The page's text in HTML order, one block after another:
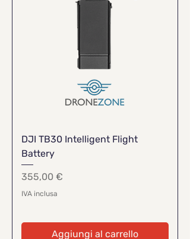
DJI TB30 Intelligent Flight
Battery
Prezzo
355,00 €
IVA inclusa
Aggiungi al carrello